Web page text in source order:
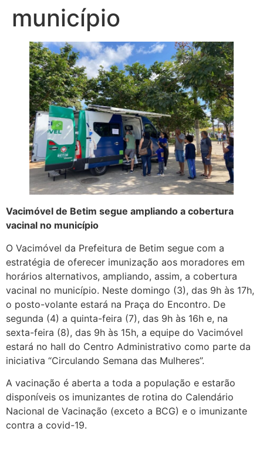
município
Vacimóvel de Betim segue ampliando a cobertura
vacinal no município
O Vacimóvel da Prefeitura de Betim segue com a
estratégia de oferecer imunização aos moradores em
horários alternativos, ampliando, assim, a cobertura
vacinal no município. Neste domingo (3), das 9h às 17h,
o posto-volante estará na Praça do Encontro. De
segunda (4) a quinta-feira (7), das 9h às 16h e, na
sexta-feira (8), das 9h às 15h, a equipe do Vacimóvel
estará no hall do Centro Administrativo como parte da
iniciativa “Circulando Semana das Mulheres”.
A vacinação é aberta a toda a população e estarão
disponíveis os imunizantes de rotina do Calendário
Nacional de Vacinação (exceto a BCG) e o imunizante
contra a covid-19.